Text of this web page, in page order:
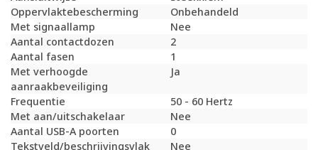
Oppervlaktebescherming
Onbehandeld
Met signaallamp
Nee
Aantal contactdozen
2
Aantal fasen
1
Met verhoogde
aanraakbeveiliging
Ja
Frequentie
50 - 60 Hertz
Met aan/uitschakelaar
Nee
Aantal USB-A poorten
0
Tekstveld/beschrijvingsvlak
Nee